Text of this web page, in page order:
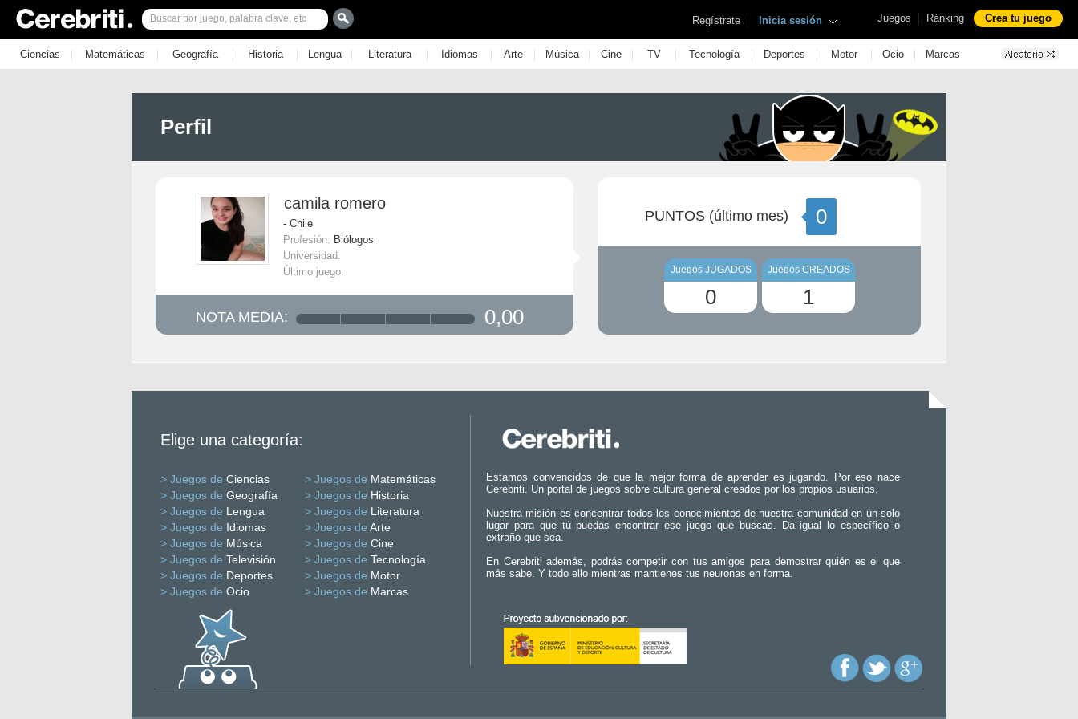
Juegos | Ránking Crea tu juego
Regístrate | Inicia sesión
Ciencias | Matemáticas | Geografía | Historia | Lengua | Literatura | Idiomas | Arte | Música | Cine | TV | Tecnología | Deportes | Motor | Ocio | Marcas
Perfil
camila romero
- Chile
Profesión: Biólogos
Universidad:
Último juego:
NOTA MEDIA: 0,00
PUNTOS (último mes) 0
Juegos JUGADOS
0
Juegos CREADOS
1
Elige una categoría:
> Juegos de Ciencias > Juegos de Matemáticas
> Juegos de Geografía > Juegos de Historia
> Juegos de Lengua > Juegos de Literatura
> Juegos de Idiomas > Juegos de Arte
> Juegos de Música > Juegos de Cine
> Juegos de Televisión > Juegos de Tecnología
> Juegos de Deportes > Juegos de Motor
> Juegos de Ocio > Juegos de Marcas
Estamos convencidos de que la mejor forma de aprender es jugando. Por eso nace
Cerebriti. Un portal de juegos sobre cultura general creados por los propios usuarios.
Nuestra misión es concentrar todos los conocimientos de nuestra comunidad en un solo
lugar para que tú puedas encontrar ese juego que buscas. Da igual lo específico o
extraño que sea.
En Cerebriti además, podrás competir con tus amigos para demostrar quién es el que
más sabe. Y todo ello mientras mantienes tus neuronas en forma.